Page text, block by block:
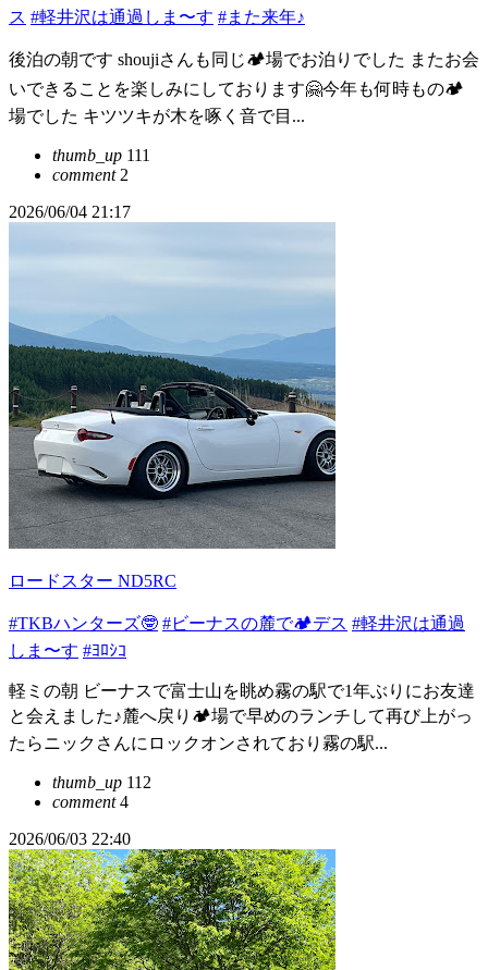
ス #軽井沢は通過しま〜す #また来年♪
後泊の朝です shoujiさんも同じ🏕️場でお泊りでした またお会
いできることを楽しみにしております🤗今年も何時もの🏕️
場でした キツツキが木を啄く音で目...
thumb_up 111
comment2
2026/06/04 21:17
ロードスター ND5RC
#TKBハンターズ🤓 #ビーナスの麓で🏕️デス #軽井沢は通過
しま〜す #ﾖﾛｼｺ
軽ミの朝 ビーナスで富士山を眺め霧の駅で1年ぶりにお友達
と会えました♪麓へ戻り🏕️場で早めのランチして再び上がっ
たらニックさんにロックオンされており霧の駅...
thumb_up 112
comment4
2026/06/03 22:40